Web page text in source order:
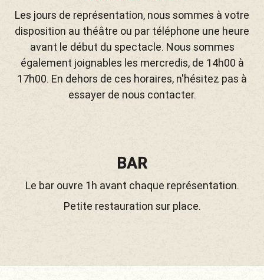
Les jours de représentation, nous sommes à votre
disposition au théâtre ou par téléphone une heure
avant le début du spectacle. Nous sommes
également joignables les mercredis, de 14h00 à
17h00. En dehors de ces horaires, n'hésitez pas à
essayer de nous contacter.
BAR
Le bar ouvre 1h avant chaque représentation.
Petite restauration sur place.